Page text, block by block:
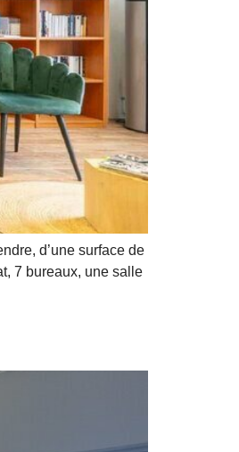
d’une surface de
7 bureaux, une salle